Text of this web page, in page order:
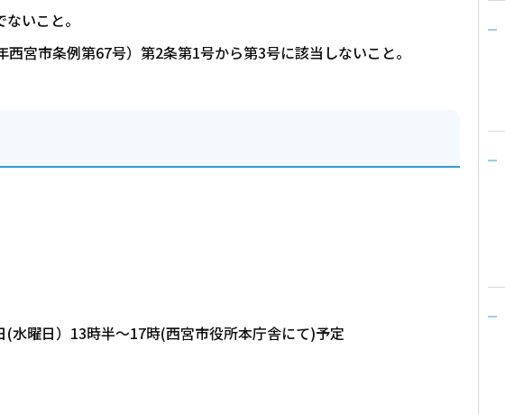
いこと。
宮市条例第67号）第2条第1号から第3号に該当しないこと。
水曜日）13時半～17時(西宮市役所本庁舎にて)予定